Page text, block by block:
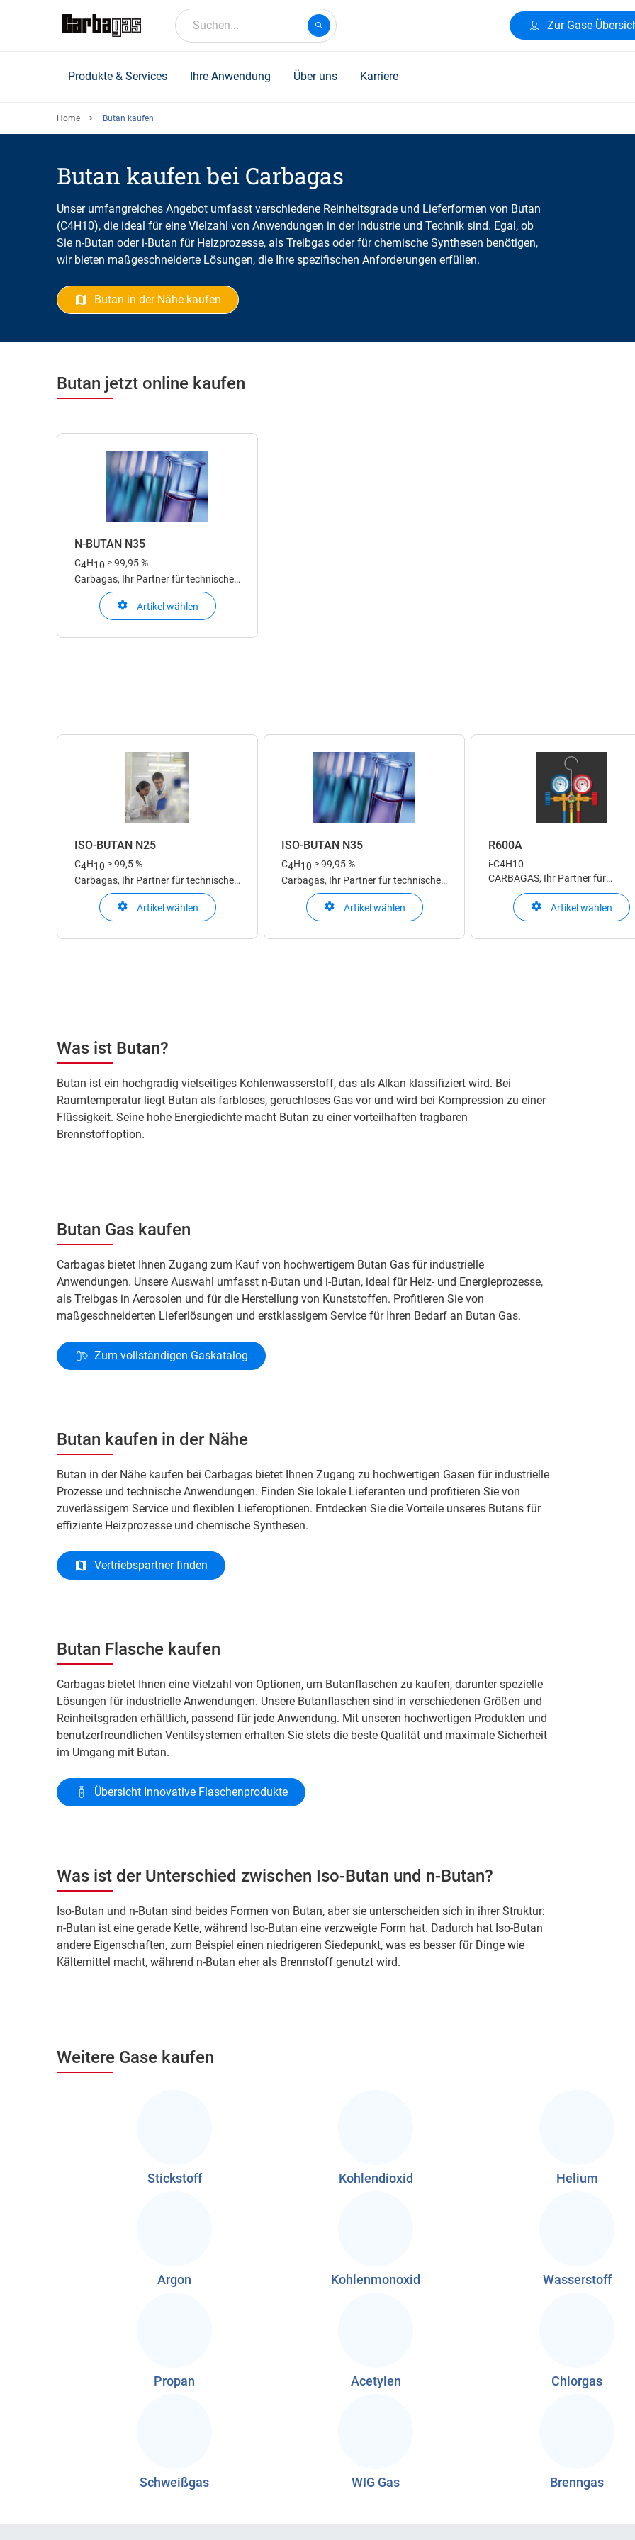
Suchen... Zur Gase-
Produkte & Services Ihre Anwendung Über uns Karriere
Home Butan kaufen
Butan kaufen bei Carbagas
Unser umfangreiches Angebot umfasst verschiedene Reinheitsgrade und Lieferformen von Butan
(C4H10), die ideal für eine Vielzahl von Anwendungen in der Industrie und Technik sind. Egal, ob
Sie n-Butan oder i-Butan für Heizprozesse, als Treibgas oder für chemische Synthesen benötigen,
wir bieten maßgeschneiderte Lösungen, die Ihre spezifischen Anforderungen erfüllen.
Butan in der Nähe kaufen
Butan jetzt online kaufen
N-BUTAN N35
C4H10 ≥ 99,95 %
Carbagas, Ihr Partner für technische
Artikel wählen
ISO-BUTAN N25
C4H10 ≥ 99,5 %
Carbagas, Ihr Partner für technische
Artikel wählen
ISO-BUTAN N35
C4H10 ≥ 99,95 %
Carbagas, Ihr Partner für technische
Artikel wählen
R600A
i-C4H10
CARBAGAS, Ihr Partner für
Kältemittel, für jede Anwendung
Klima- und Kältetechnik das
passende Kältemittel
Artikel wählen
Was ist Butan?
Butan ist ein hochgradig vielseitiges Kohlenwasserstoff, das als Alkan klassifiziert wird. Bei
Raumtemperatur liegt Butan als farbloses, geruchloses Gas vor und wird bei Kompression zu einer
Flüssigkeit. Seine hohe Energiedichte macht Butan zu einer vorteilhaften tragbaren
Brennstoffoption.
Butan Gas kaufen
Carbagas bietet Ihnen Zugang zum Kauf von hochwertigem Butan Gas für industrielle
Anwendungen. Unsere Auswahl umfasst n-Butan und i-Butan, ideal für Heiz- und Energieprozesse,
als Treibgas in Aerosolen und für die Herstellung von Kunststoffen. Profitieren Sie von
maßgeschneiderten Lieferlösungen und erstklassigem Service für Ihren Bedarf an Butan Gas.
Zum vollständigen Gaskatalog
Butan kaufen in der Nähe
Butan in der Nähe kaufen bei Carbagas bietet Ihnen Zugang zu hochwertigen Gasen für industrielle
Prozesse und technische Anwendungen. Finden Sie lokale Lieferanten und profitieren Sie von
zuverlässigem Service und flexiblen Lieferoptionen. Entdecken Sie die Vorteile unseres Butans für
effiziente Heizprozesse und chemische Synthesen.
Vertriebspartner finden
Butan Flasche kaufen
Carbagas bietet Ihnen eine Vielzahl von Optionen, um Butanflaschen zu kaufen, darunter spezielle
Lösungen für industrielle Anwendungen. Unsere Butanflaschen sind in verschiedenen Größen und
Reinheitsgraden erhältlich, passend für jede Anwendung. Mit unseren hochwertigen Produkten und
benutzerfreundlichen Ventilsystemen erhalten Sie stets die beste Qualität und maximale Sicherheit
im Umgang mit Butan.
Übersicht Innovative Flaschenprodukte
Was ist der Unterschied zwischen Iso-Butan und n-Butan?
Iso-Butan und n-Butan sind beides Formen von Butan, aber sie unterscheiden sich in ihrer Struktur:
n-Butan ist eine gerade Kette, während Iso-Butan eine verzweigte Form hat. Dadurch hat Iso-Butan
andere Eigenschaften, zum Beispiel einen niedrigeren Siedepunkt, was es besser für Dinge wie
Kältemittel macht, während n-Butan eher als Brennstoff genutzt wird.
Weitere Gase kaufen
Stickstoff Kohlendioxid Helium
Argon Kohlenmonoxid Wasserstoff
Propan Acetylen Chlorgas
Schweißgas WIG Gas Brenngas